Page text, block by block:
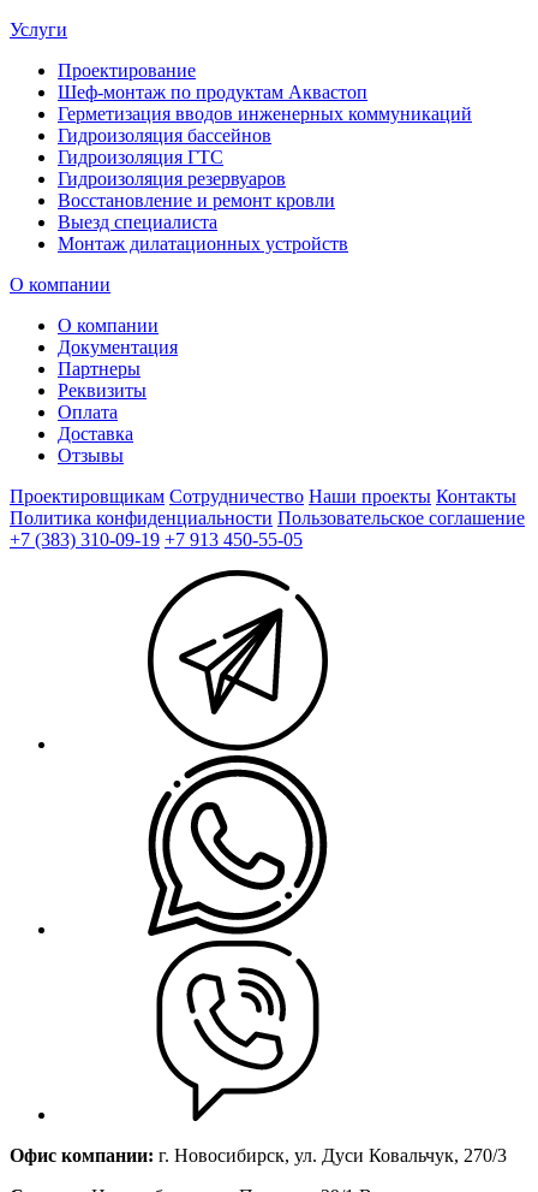
Услуги
Проектирование
Шеф-монтаж по продуктам Аквастоп
Герметизация вводов инженерных коммуникаций
Гидроизоляция бассейнов
Гидроизоляция ГТС
Гидроизоляция резервуаров
Восстановление и ремонт кровли
Выезд специалиста
Монтаж дилатационных устройств
О компании
О компании
Документация
Партнеры
Реквизиты
Оплата
Доставка
Отзывы
Проектировщикам Сотрудничество Наши проекты Контакты
Политика конфиденциальности Пользовательское соглашение
+7 (383) 310-09-19 +7 913 450-55-05
Офис компании: г. Новосибирск, ул. Дуси Ковальчук, 270/3